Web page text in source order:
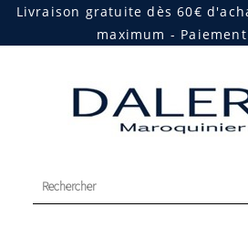
Livraison gratuite dès 60€
maximum -